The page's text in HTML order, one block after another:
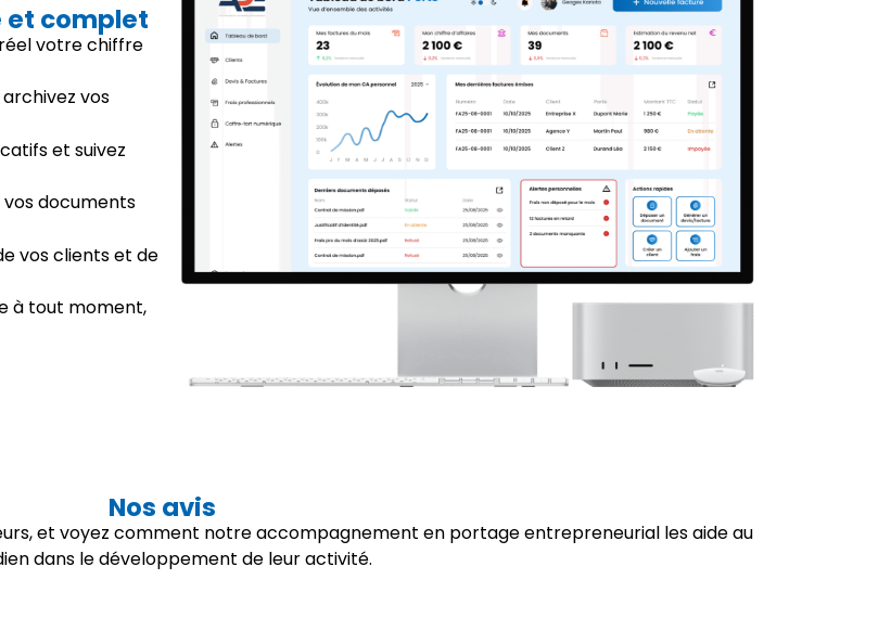
et complet
votre chiffre
vos
et suivez
documents
vos clients et de
à tout moment,
Nos avis
et voyez comment notre accompagnement en portage entrepreneurial les aide au
dans le développement de leur activité.